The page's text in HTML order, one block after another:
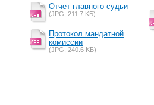
Отчет главного судьи
(JPG, 211.7 KБ)
Протокол мандатной
комиссии
(JPG, 240.6 KБ)